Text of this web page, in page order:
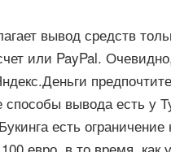
вывод средств
или PayPal.
способы вывода есть у
есть